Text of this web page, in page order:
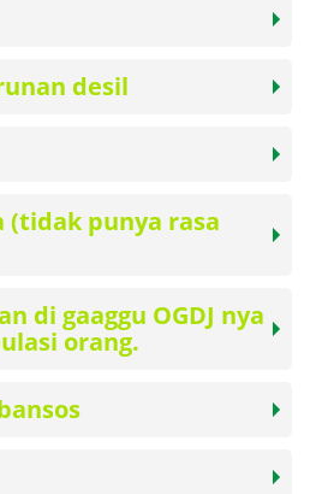
desil
(tidak punya rasa
di gaaggu OGDJ nya
orang.